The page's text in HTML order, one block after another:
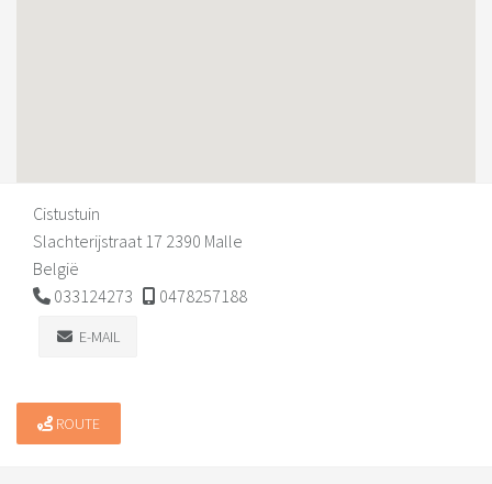
Cistustuin
Slachterijstraat 17 2390 Malle
België
033124273
0478257188
E-MAIL
ROUTE